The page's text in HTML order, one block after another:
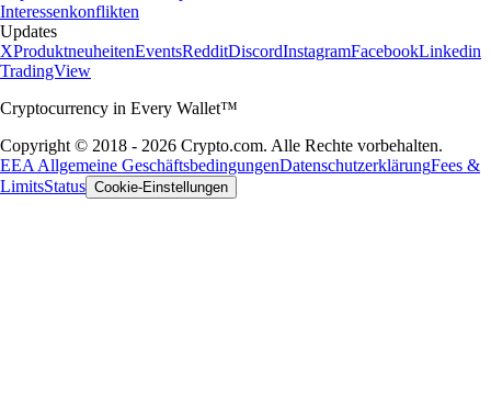
Interessenkonflikten
Updates
XProduktneuheitenEventsRedditDiscordInstagramFacebookLinkedin
TradingView
Cryptocurrency in Every Wallet™
Copyright © 2018 - 2026 Crypto.com. Alle Rechte vorbehalten.
EEA Allgemeine GeschäftsbedingungenDatenschutzerklärungFees &
LimitsStatus Cookie-Einstellungen